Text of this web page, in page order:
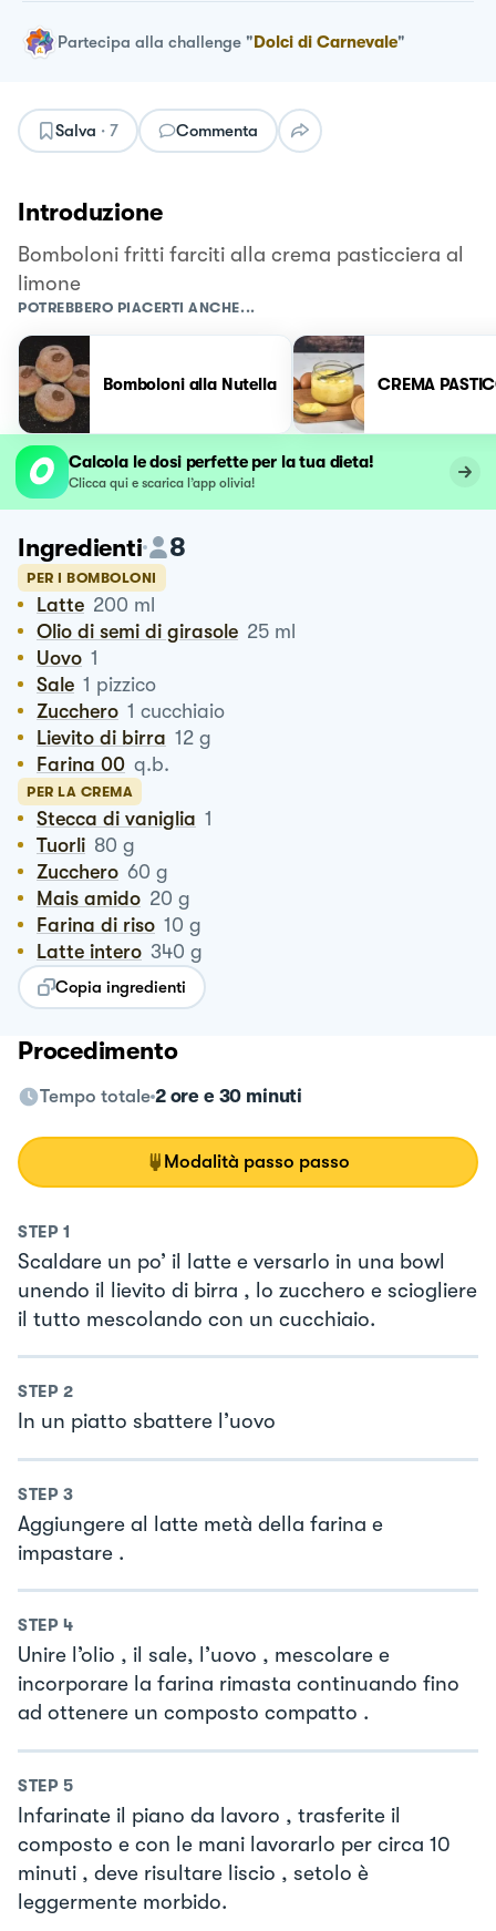
Partecipa alla challenge "Dolci di Carnevale"
Salva · 7 Commenta
Introduzione
Bomboloni fritti farciti alla crema pasticciera al
limone
POTREBBERO PIACERTI ANCHE...
Bomboloni alla Nutella CREMA
Calcola le dosi perfette per la tua dieta!
Clicca qui e scarica l’app olivia!
Ingredienti 8
PER I BOMBOLONI
Latte 200 ml
Olio di semi di girasole 25 ml
Uovo 1
Sale 1 pizzico
Zucchero 1 cucchiaio
Lievito di birra 12 g
Farina 00 q.b.
PER LA CREMA
Stecca di vaniglia 1
Tuorli 80 g
Zucchero 60 g
Mais amido 20 g
Farina di riso 10 g
Latte intero 340 g
Copia ingredienti
Procedimento
Tempo totale 2 ore e 30 minuti
Modalità passo passo
STEP 1
Scaldare un po’ il latte e versarlo in una bowl
unendo il lievito di birra , lo zucchero e sciogliere
il tutto mescolando con un cucchiaio.
STEP 2
In un piatto sbattere l’uovo
STEP 3
Aggiungere al latte metà della farina e
impastare .
STEP 4
Unire l’olio , il sale, l’uovo , mescolare e
incorporare la farina rimasta continuando fino
ad ottenere un composto compatto .
STEP 5
Infarinate il piano da lavoro , trasferite il
composto e con le mani lavorarlo per circa 10
minuti , deve risultare liscio , setolo è
leggermente morbido.